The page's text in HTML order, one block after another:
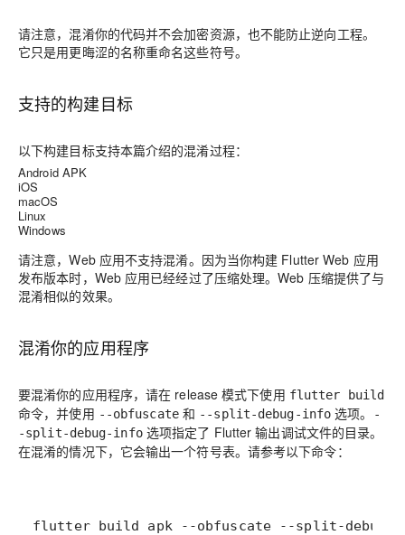
请注意，混淆你的代码并不会加密资源，也不能防止逆向工程。
它只是用更晦涩的名称重命名这些符号。
支持的构建目标
以下构建目标支持本篇介绍的混淆过程：
Android APK
iOS
macOS
Linux
Windows
请注意，Web 应用不支持混淆。因为当你构建 Flutter Web 应用
发布版本时，Web 应用已经经过了压缩处理。Web 压缩提供了与
混淆相似的效果。
混淆你的应用程序
要混淆你的应用程序，请在 release 模式下使用 flutter build
命令，并使用 --obfuscate和 --split-debug-info 选项。
-
-split-debug-info选项指定了 Flutter 输出调试文件的目录。
在混淆的情况下，它会输出一个符号表。请参考以下命令：
flutter build apk --obfuscate --split-debug-